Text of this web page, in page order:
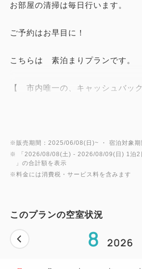
お部屋の清掃は毎日行います。
ご予約はお早目に！
こちらは 素泊まりプランです。
【 市内唯一の、キャッシュバッ
┃ 繁華街＆コンビニまで徒歩約3
┃※チェックイン予定時刻の変更
┃ 到着が２４時を超える場合は、
【施設情報】
☆前日までの予約制のみ １，１０
９：００）
※販売期間：2025/06/08(日)~ ・ 宿泊対象
※ 「 2026/08/08(土) - 2026/08/09(日) 1泊2
」の合計額を表示
※料金には消費税・サービス料を含みます
このプランの空室状況
8 2026